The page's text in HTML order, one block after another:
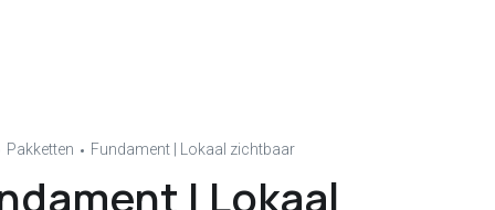
Pakketten Fundament | Lokaal zichtbaar
| Lokaal